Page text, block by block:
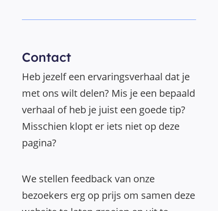
Contact
Heb jezelf een ervaringsverhaal dat je
met ons wilt delen? Mis je een bepaald
verhaal of heb je juist een goede tip?
Misschien klopt er iets niet op deze
pagina?
We stellen feedback van onze
bezoekers erg op prijs om samen deze